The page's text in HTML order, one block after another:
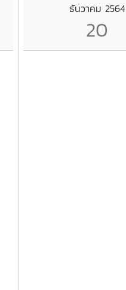
ธันวาคม 2564
20